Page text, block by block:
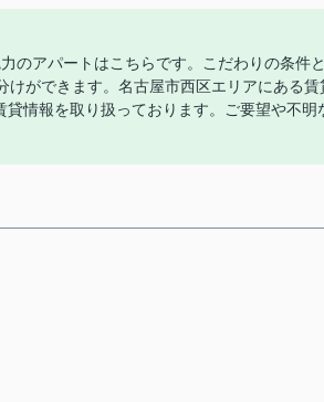
のアパートはこちらです。こだわりの条件
けができます。名古屋市西区エリアにある賃
情報を取り扱っております。ご要望や不明